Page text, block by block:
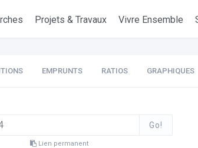
Projets & Travaux Vivre Ensemble
EMPRUNTS RATIOS GRAPHIQUES
Go!
Lien permanent